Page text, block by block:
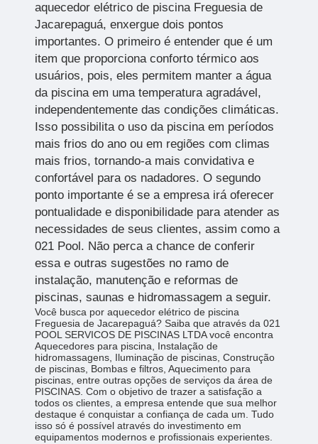
aquecedor elétrico de piscina Freguesia de
Jacarepaguá, enxergue dois pontos
importantes. O primeiro é entender que é um
item que proporciona conforto térmico aos
usuários, pois, eles permitem manter a água
da piscina em uma temperatura agradável,
independentemente das condições climáticas.
Isso possibilita o uso da piscina em períodos
mais frios do ano ou em regiões com climas
mais frios, tornando-a mais convidativa e
confortável para os nadadores. O segundo
ponto importante é se a empresa irá oferecer
pontualidade e disponibilidade para atender as
necessidades de seus clientes, assim como a
021 Pool. Não perca a chance de conferir
essa e outras sugestões no ramo de
instalação, manutenção e reformas de
piscinas, saunas e hidromassagem a seguir.
Você busca por aquecedor elétrico de piscina
Freguesia de Jacarepaguá? Saiba que através da 021
POOL SERVICOS DE PISCINAS LTDA você encontra
Aquecedores para piscina, Instalação de
hidromassagens, Iluminação de piscinas, Construção
de piscinas, Bombas e filtros, Aquecimento para
piscinas, entre outras opções de serviços da área de
PISCINAS. Com o objetivo de trazer a satisfação a
todos os clientes, a empresa entende que sua melhor
destaque é conquistar a confiança de cada um. Tudo
isso só é possível através do investimento em
equipamentos modernos e profissionais experientes.